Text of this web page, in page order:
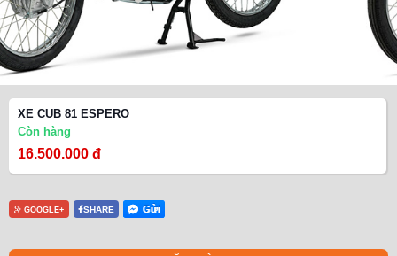
XE CUB 81 ESPERO
Còn hàng
16.500.000 đ
GOOGLE+ SHARE